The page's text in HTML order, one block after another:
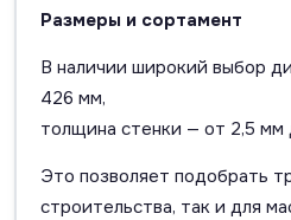
Размеры и сортамент
В наличии широкий выбор
426 мм,
толщина стенки — от 2,5 мм
Это позволяет подобрать
строительства, так и для